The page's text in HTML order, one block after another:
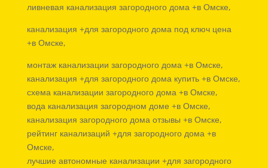
ливневая канализация загородного дома +в Омске,
канализация +для загородного дома под ключ цена
+в Омске,
монтаж канализации загородного дома +в Омске,
канализация +для загородного дома купить +в Омске,
схема канализации загородного дома +в Омске,
вода канализация загородном доме +в Омске,
канализация загородного дома отзывы +в Омске,
рейтинг канализаций +для загородного дома +в
Омске,
лучшие автономные канализации +для загородного